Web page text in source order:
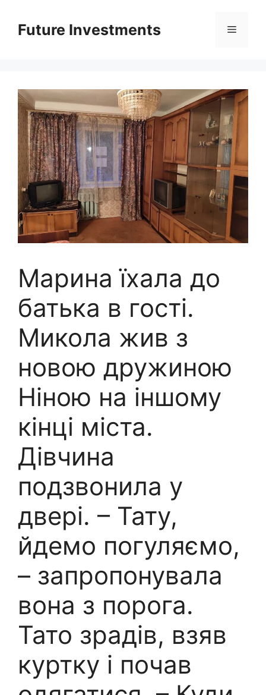
вмістуFuture Investments Меню
Марина їхала до
батька в гості.
Микола жив з
новою дружиною
Ніною на іншому
кінці міста.
Дівчина
подзвонила у
двері. – Тату,
йдемо погуляємо,
– запропонувала
вона з порога.
Тато зрадів, взяв
куртку і почав